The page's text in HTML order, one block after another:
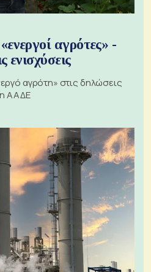
αγρότες» -
ενισχύσεις
αγρότη» στις δηλώσεις
ΑΑΔΕ